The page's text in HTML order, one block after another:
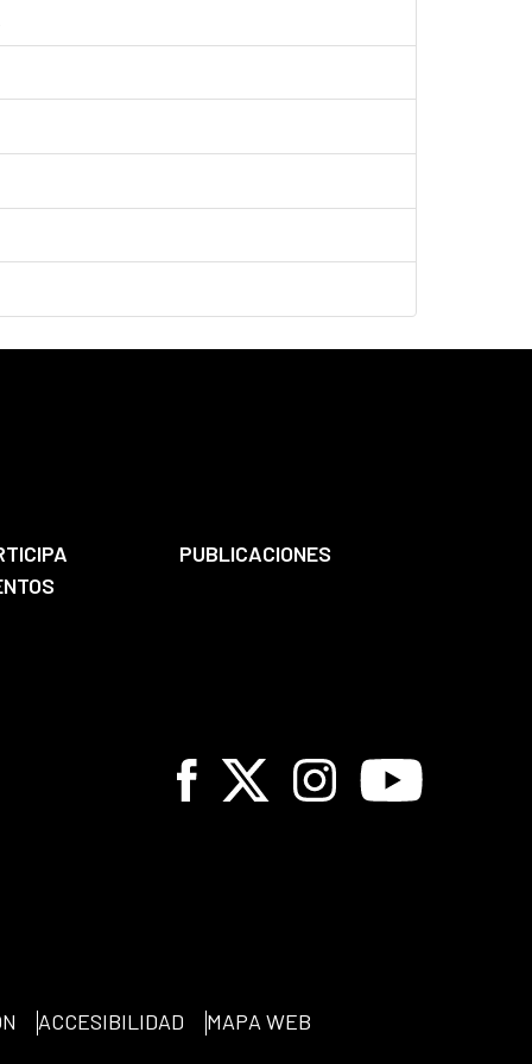
PUBLICACIONES
Facebook
X InstagramYoutube
ACCESIBILIDAD MAPA WEB